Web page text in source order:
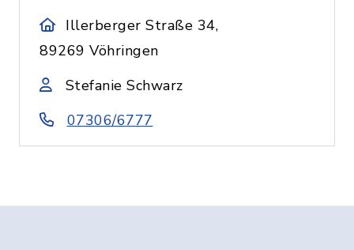
Illerberger Straße 34,
89269 Vöhringen
Stefanie Schwarz
07306/6777